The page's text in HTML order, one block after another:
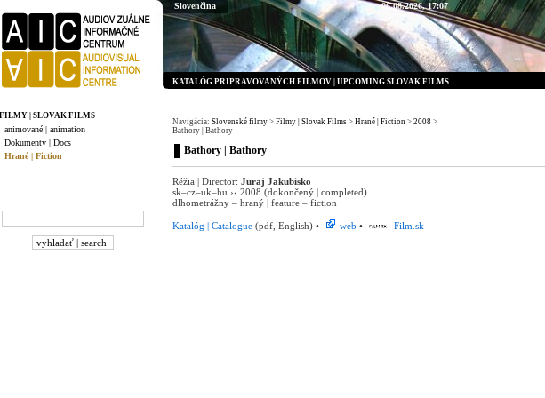
FILMY | SLOVAK FILMS
animované | animation
Dokumenty | Docs
Hrané | Fiction
Slovenčina 06.08.2026,17:07
KATALÓG PRIPRAVOVANÝCH FILMOV | UPCOMING SLOVAK FILMS
Navigácia: Slovenské filmy > Filmy | Slovak Films > Hrané | Fiction > 2008 >
Bathory | Bathory
Bathory | Bathory
Réžia | Director: Juraj Jakubisko
sk–cz–uk–hu ›‹ 2008 (dokončený | completed)
dlhometrážny – hraný | feature – fiction
Katalóg | Catalogue (pdf, English) • web • Film.sk